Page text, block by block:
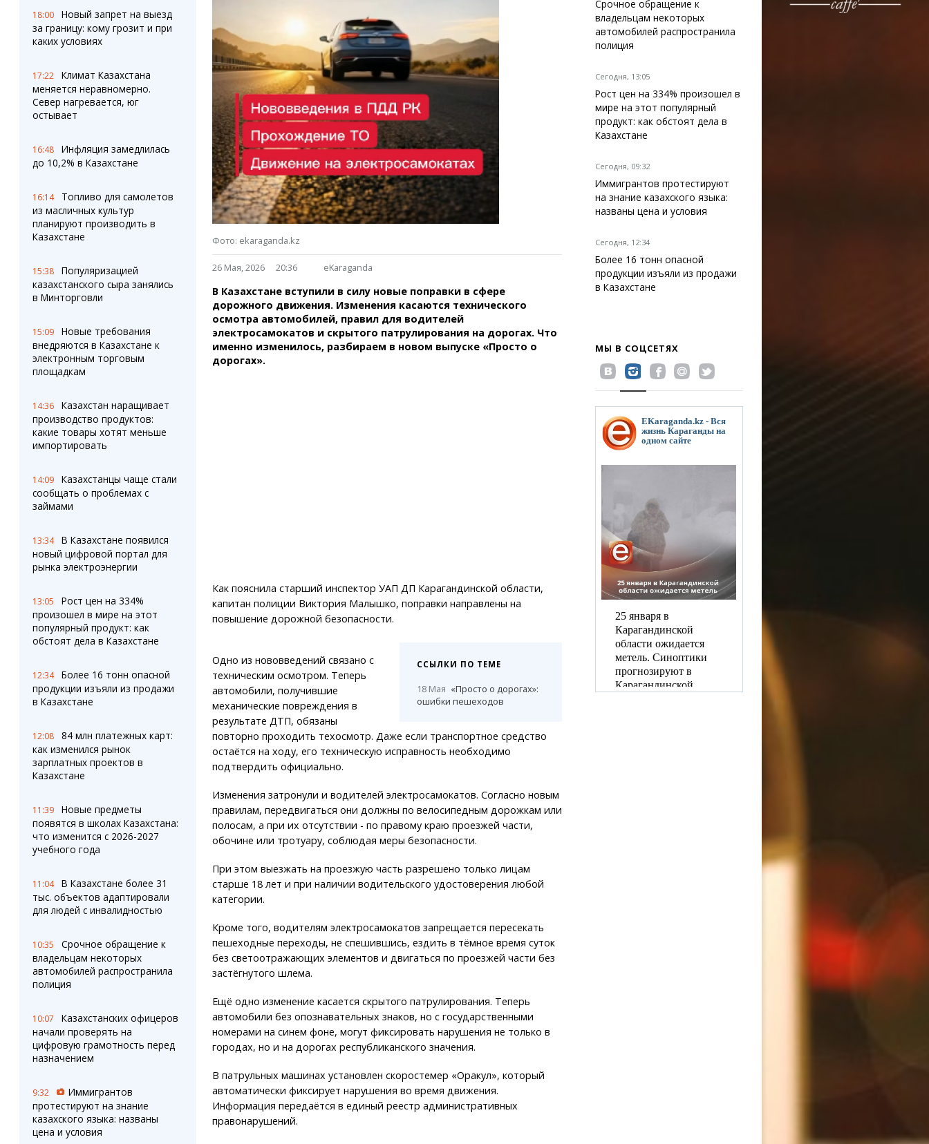
Фотокомиксы
Коллаж недели
Ешкин гороскоп
Организации
Мой участковый
Перекрытие дорог
Балхаш
Жезказган
Медиа
Фото
3D-тур
Timelapse
Сервисы
Переводчик
Справочник
Расписание транспорта
Автобусные остановки
Экстренные службы
Каталог компаний
Купить шины, легко!
18:00
Новый запрет на выезд
за границу: кому грозит и при
каких условиях
17:22
Климат Казахстана
меняется неравномерно.
Север нагревается, юг
остывает
16:48
Инфляция замедлилась
до 10,2% в Казахстане
16:14
Топливо для самолетов
из масличных культур
планируют производить в
Казахстане
15:38
Популяризацией
казахстанского сыра занялись
в Минторговли
15:09
Новые требования
внедряются в Казахстане к
электронным торговым
площадкам
14:36
Казахстан наращивает
производство продуктов:
какие товары хотят меньше
импортировать
14:09
Казахстанцы чаще стали
сообщать о проблемах с
займами
13:34
В Казахстане появился
новый цифровой портал для
рынка электроэнергии
13:05
Рост цен на 334%
произошел в мире на этот
популярный продукт: как
обстоят дела в Казахстане
12:34
Более 16 тонн опасной
продукции изъяли из продажи
в Казахстане
12:08
84 млн платежных карт:
как изменился рынок
зарплатных проектов в
Казахстане
11:39
Новые предметы
появятся в школах Казахстана:
что изменится с 2026-2027
учебного года
11:04
В Казахстане более 31
тыс. объектов адаптировали
для людей с инвалидностью
10:35
Срочное обращение к
владельцам некоторых
автомобилей распространила
полиция
10:07
Казахстанских офицеров
начали проверять на
цифровую грамотность перед
назначением
9:32
Иммигрантов
протестируют на знание
казахского языка: названы
цена и условия
Фото: ekaraganda.kz
26 Мая, 2026 20:36 eKaraganda
В Казахстане вступили в силу новые поправки в сфере
дорожного движения. Изменения касаются технического
осмотра автомобилей, правил для водителей
электросамокатов и скрытого патрулирования на дорогах. Что
именно изменилось, разбираем в новом выпуске «Просто о
дорогах».
Как пояснила старший инспектор УАП ДП Карагандинской области,
капитан полиции Виктория Малышко, поправки направлены на
повышение дорожной безопасности.
ССЫЛКИ ПО ТЕМЕ
18 Мая «Просто о дорогах»:
ошибки пешеходов
Одно из нововведений связано с
техническим осмотром. Теперь
автомобили, получившие
механические повреждения в
результате ДТП, обязаны
повторно проходить техосмотр. Даже если транспортное средство
остаётся на ходу, его техническую исправность необходимо
подтвердить официально.
Изменения затронули и водителей электросамокатов. Согласно новым
правилам, передвигаться они должны по велосипедным дорожкам или
полосам, а при их отсутствии - по правому краю проезжей части,
обочине или тротуару, соблюдая меры безопасности.
При этом выезжать на проезжую часть разрешено только лицам
старше 18 лет и при наличии водительского удостоверения любой
категории.
Кроме того, водителям электросамокатов запрещается пересекать
пешеходные переходы, не спешившись, ездить в тёмное время суток
без светоотражающих элементов и двигаться по проезжей части без
застёгнутого шлема.
Ещё одно изменение касается скрытого патрулирования. Теперь
автомобили без опознавательных знаков, но с государственными
номерами на синем фоне, могут фиксировать нарушения не только в
городах, но и на дорогах республиканского значения.
В патрульных машинах установлен скоростемер «Оракул», который
автоматически фиксирует нарушения во время движения.
Информация передаётся в единый реестр административных
правонарушений.
Срочное обращение к
владельцам некоторых
автомобилей распространила
полиция
Сегодня, 13:05
Рост цен на 334% произошел в
мире на этот популярный
продукт: как обстоят дела в
Казахстане
Сегодня, 09:32
Иммигрантов протестируют
на знание казахского языка:
названы цена и условия
Сегодня, 12:34
Более 16 тонн опасной
продукции изъяли из продажи
в Казахстане
МЫ В СОЦСЕТЯХ
EKaraganda.kz - Вся
жизнь Караганды на
одном сайте